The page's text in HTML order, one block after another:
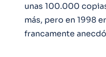
unas 100.000
más, pero en 1998
francamente